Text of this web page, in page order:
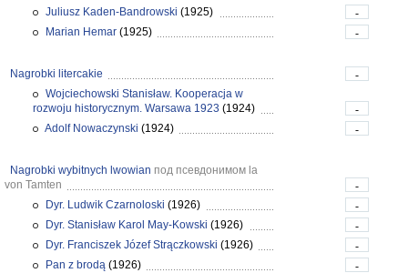
Juliusz Kaden-Bandrowski (1925)
-
Marian Hemar (1925) -
Nagrobki litercakie
-
Wojciechowski Stanisław. Kooperacja w
rozwoju historycznym. Warsawa 1923 (1924)
-
Adolf Nowaczynski (1924) -
Nagrobki wybitnych lwowian под псевдонимом la
von Tamten
-
Dyr. Ludwik Czarnoloski (1926)
-
Dyr. Stanisław Karol May-Kowski (1926)
-
Dyr. Franciszek Józef Strączkowski (1926)
-
Pan z brodą (1926)
-